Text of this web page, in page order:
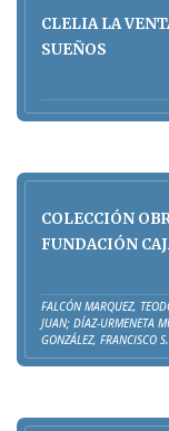
CLELIA LA
SUEÑOS
COLECCIÓN
FUNDACIÓN
FALCÓN MARQUEZ,
JUAN; DÍAZ-URMENETA
GONZÁLEZ, FRANCISCO S.